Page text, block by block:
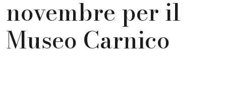
novembre per il
Museo Carnico